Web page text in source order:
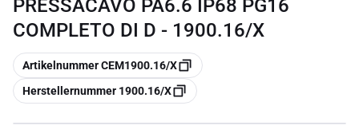
PRESSACAVO PA6.6 IP68 PG16
COMPLETO DI D - 1900.16/X
Kopieren
Artikelnummer CEM1900.16/X
Kopieren
Herstellernummer 1900.16/X